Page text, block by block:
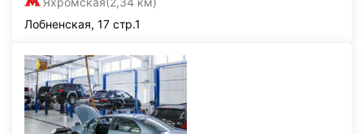
Лобненская, 17 стр.1